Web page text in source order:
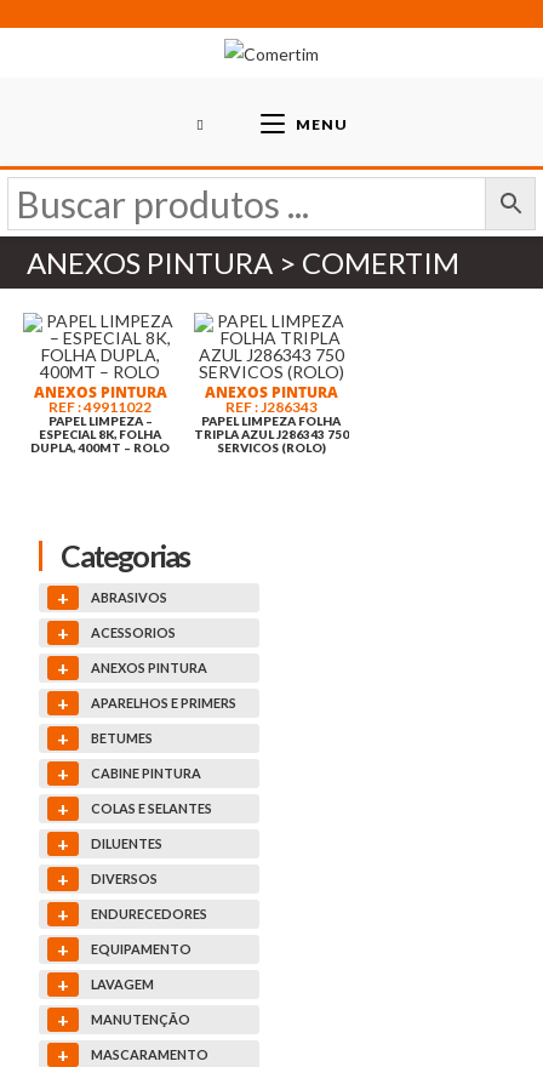
MENU
ANEXOS PINTURA > COMERTIM
ANEXOS PINTURA
REF : 49911022
PAPEL LIMPEZA –
ESPECIAL 8K, FOLHA
DUPLA, 400MT – ROLO
ANEXOS PINTURA
REF : J286343
PAPEL LIMPEZA FOLHA
TRIPLA AZUL J286343 750
SERVICOS (ROLO)
Categorias
+ ABRASIVOS
+ ACESSORIOS
+ ANEXOS PINTURA
+ APARELHOS E PRIMERS
+ BETUMES
+ CABINE PINTURA
+ COLAS E SELANTES
+ DILUENTES
+ DIVERSOS
+ ENDURECEDORES
+ EQUIPAMENTO
+ LAVAGEM
+ MANUTENÇÃO
+ MASCARAMENTO